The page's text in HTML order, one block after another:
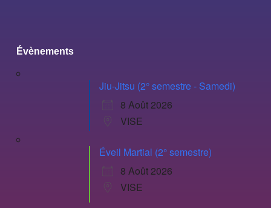
Évènements
Jiu-Jitsu (2° semestre - Samedi)
8 Août 2026
VISE
Éveil Martial (2° semestre)
8 Août 2026
VISE